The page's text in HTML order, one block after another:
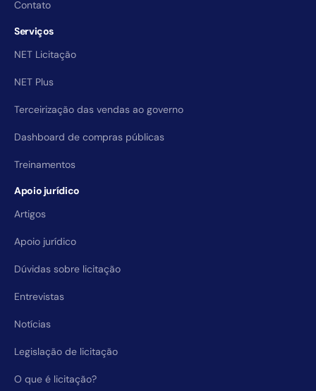
Contato
Serviços
NET Licitação
NET Plus
Terceirização das vendas ao governo
Dashboard de compras públicas
Treinamentos
Apoio jurídico
Artigos
Apoio jurídico
Dúvidas sobre licitação
Entrevistas
Notícias
Legislação de licitação
O que é licitação?